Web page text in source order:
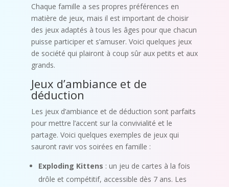
Chaque famille a ses propres préférences en
matière de jeux, mais il est important de choisir
des jeux adaptés à tous les âges pour que chacun
puisse participer et s’amuser. Voici quelques jeux
de société qui plairont à coup sûr aux petits et aux
grands.
Jeux d’ambiance et de
déduction
Les jeux d’ambiance et de déduction sont parfaits
pour mettre l’accent sur la convivialité et le
partage. Voici quelques exemples de jeux qui
sauront ravir vos soirées en famille :
Exploding Kittens : un jeu de cartes à la fois
drôle et compétitif, accessible dès 7 ans. Les